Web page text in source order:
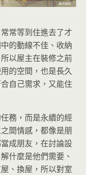
常等到住進去了才
的動線不佳、收納
以屋主在裝修之前
的空間，也是長久
自己需求，又能住
務，而是永續的經
間情感，都像是朋
成朋友，在討論設
什麼是他們需要、
、換屋，所以對室